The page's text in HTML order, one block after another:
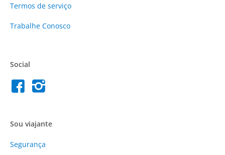
Termos de serviço
Trabalhe Conosco
Social
Sou viajante
Segurança